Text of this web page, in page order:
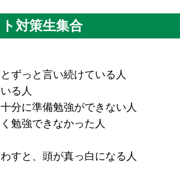
対策生集合
ずっと言い続けている人
る人
分に準備勉強ができない人
勉強できなかった人
すと、頭が真っ白になる人